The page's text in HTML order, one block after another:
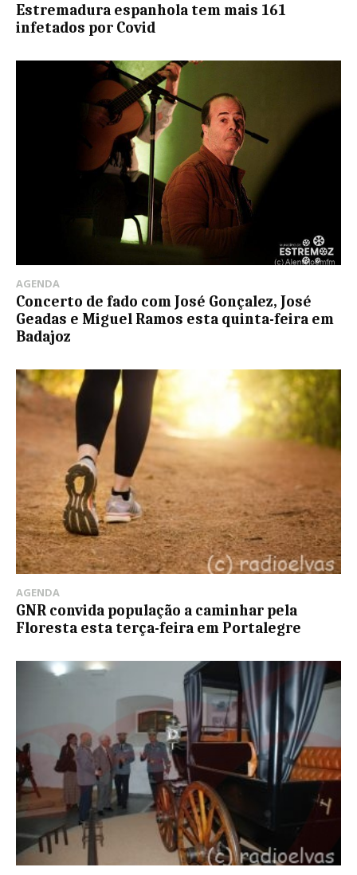
Estremadura espanhola tem mais 161
infetados por Covid
AGENDA
Concerto de fado com José Gonçalez, José
Geadas e Miguel Ramos esta quinta-feira em
Badajoz
AGENDA
GNR convida população a caminhar pela
Floresta esta terça-feira em Portalegre